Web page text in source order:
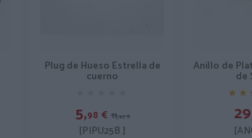
Plug de Hueso Estrella de
cuerno
5,98 € 11,95 €
[PIPU25B ]
Anillo de
de